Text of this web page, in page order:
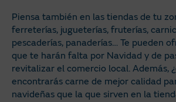
Piensa también en las tiendas de tu
ferreterías, jugueterías, fruterías,
pescaderías, panaderías… Te pueden
que te harán falta por Navidad y de
revitalizar el comercio local. Además,
encontrarás carne de mejor calidad
navideñas que la que sirven en la